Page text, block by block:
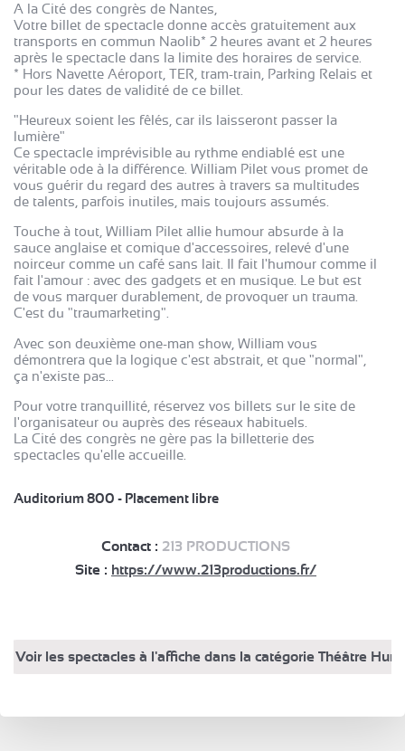
A la Cité des congrès de Nantes,
Votre billet de spectacle donne accès gratuitement aux
transports en commun Naolib* 2 heures avant et 2 heures
après le spectacle dans la limite des horaires de service.
* Hors Navette Aéroport, TER, tram-train, Parking Relais et
pour les dates de validité de ce billet.
"Heureux soient les fêlés, car ils laisseront passer la
lumière"
Ce spectacle imprévisible au rythme endiablé est une
véritable ode à la différence. William Pilet vous promet de
vous guérir du regard des autres à travers sa multitudes
de talents, parfois inutiles, mais toujours assumés.
Touche à tout, William Pilet allie humour absurde à la
sauce anglaise et comique d'accessoires, relevé d'une
noirceur comme un café sans lait. Il fait l'humour comme il
fait l'amour : avec des gadgets et en musique. Le but est
de vous marquer durablement, de provoquer un trauma.
C'est du "traumarketing".
Avec son deuxième one-man show, William vous
démontrera que la logique c'est abstrait, et que "normal",
ça n'existe pas...
Pour votre tranquillité, réservez vos billets sur le site de
l'organisateur ou auprès des réseaux habituels.
La Cité des congrès ne gère pas la billetterie des
spectacles qu'elle accueille.
Auditorium 800 - Placement libre
Contact : 213 PRODUCTIONS
Site : https://www.213productions.fr/
Voir les spectacles à l'affiche dans la catégorie Théâtre